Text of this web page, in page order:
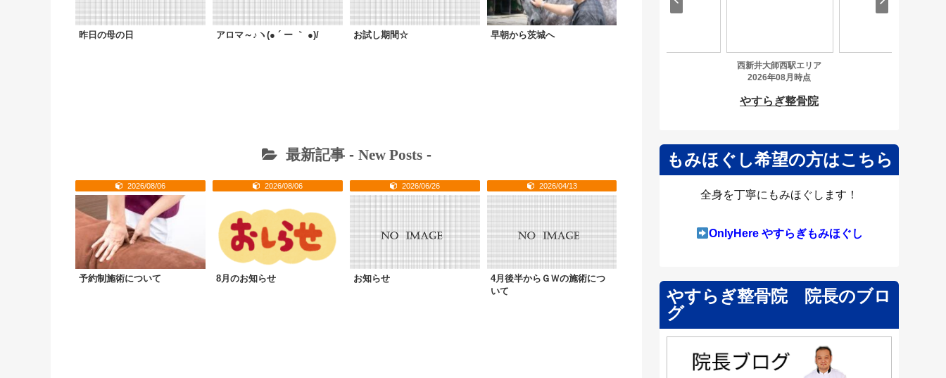
昨日の母の日 アロマ～♪ヽ(● ´ ー ｀ ●)/ お試し期間☆ 早朝から茨城へ
最新記事 - New Posts-
2026/08/06
予約制施術について
2026/08/06
8月のお知らせ
2026/06/26
お知らせ
2026/04/13
4月後半からＧＷの施術につ
いて
もみほぐし希望の方はこちら
全身を丁寧にもみほぐします！
OnlyHere やすらぎもみほぐし
やすらぎ整骨院 院長のブロ
グ